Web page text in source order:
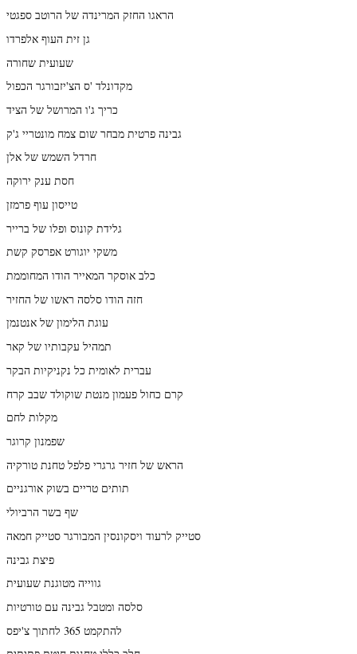
הראגו החזק המרינדה של הרוטב ספגטי
גן זית העוף אלפרדו
שעועית שחורה
מקדונלד 'ס הצ'יזבורגר הכפול
כריך ג'ו המרושל של הציד
גבינה פרטית מבחר שום צמח מונטריי ג'ק
חרדל השמש של אלן
חסת ענק ירוקה
טייסון עוף פרמזן
גלידת קונוס ופלו של ברייר
משקי יוגורט אפרסק קשת
כלב אוסקר המאייר הודו המחוממת
חזה הודו סלסה ראשו של החזיר
עוגת הלימון של אנטנמן
תמהיל עקבותיו של קאר
עברית לאומית כל נקניקיות הבקר
קרם כחול פעמון מנטת שוקולד שבב קרח
מקלות לחם
שפמנון קרוגר
הראש של חזיר גרגרי פלפל טחנת טורקיה
תותים טריים בשוק אורגניים
שף בשר הרביולי
סטייק לרעוד ויסקונסין המבורגר סטייק חמאה
פיצת גבינה
גווייה מטוגנת שעועית
סלסה ומטבל גבינה עם טורטיות
להתקמט 365 לחתוך צ'יפס